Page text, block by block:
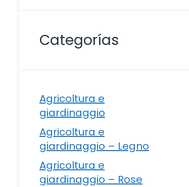
Categorías
Agricoltura e
giardinaggio
Agricoltura e
giardinaggio – Legno
Agricoltura e
giardinaggio – Rose